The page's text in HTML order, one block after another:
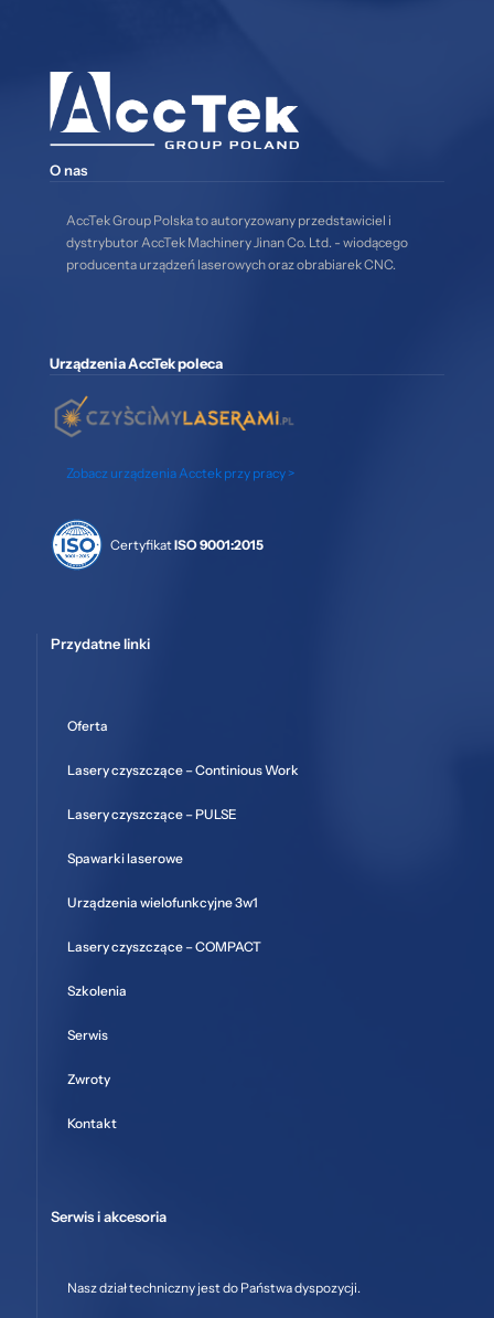
O nas
AccTek Group Polska to autoryzowany przedstawiciel i
dystrybutor AccTek Machinery Jinan Co. Ltd. - wiodącego
producenta urządzeń laserowych oraz obrabiarek CNC.
Urządzenia AccTek poleca
Zobacz urządzenia Acctek przy pracy >
CertyfikatISO 9001:2015
Przydatne linki
Oferta
Lasery czyszczące – Continious Work
Lasery czyszczące – PULSE
Spawarki laserowe
Urządzenia wielofunkcyjne 3w1
Lasery czyszczące – COMPACT
Szkolenia
Serwis
Zwroty
Kontakt
Serwis i akcesoria
Nasz dział techniczny jest do Państwa dyspozycji.